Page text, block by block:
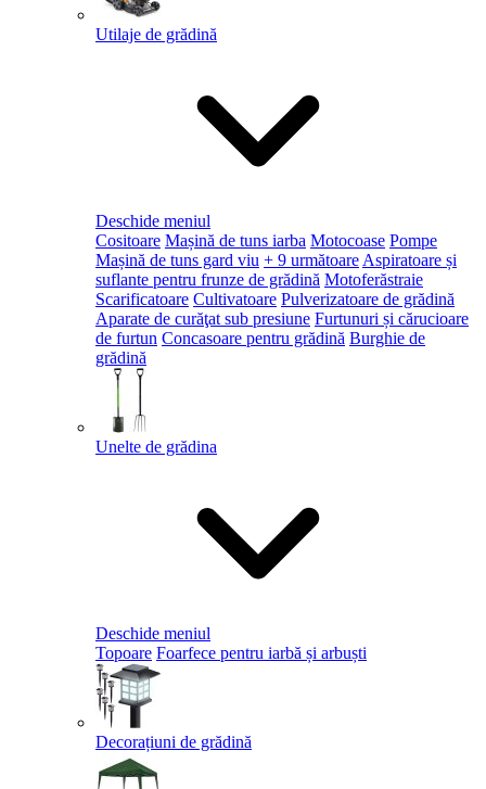
Utilaje de grădină
Deschide meniul
Cositoare Mașină de tuns iarba Motocoase Pompe
Mașină de tuns gard viu + 9 următoare Aspiratoare și
suflante pentru frunze de grădină Motoferăstraie
Scarificatoare Cultivatoare Pulverizatoare de grădină
Aparate de curăţat sub presiune Furtunuri și cărucioare
de furtun Concasoare pentru grădină Burghie de
grădină
Unelte de grădina
Deschide meniul
Topoare Foarfece pentru iarbă și arbuști
Decorațiuni de grădină